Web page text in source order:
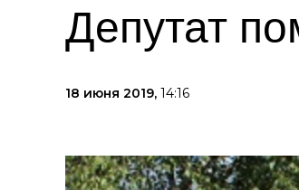
Депутат
18 июня 2019, 14:16